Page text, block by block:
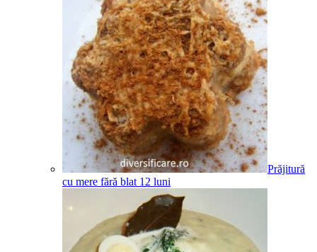
Prăjitură
cu mere fără blat 12 luni